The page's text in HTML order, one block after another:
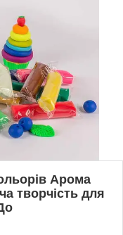
Арома
творчість для